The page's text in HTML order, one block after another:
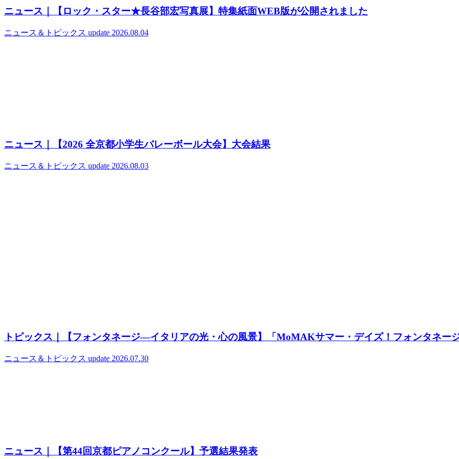
ニュース｜【ロック・スター★長谷部宏写真展】特集紙面WEB版が公開されました
ニュース＆トピックス update 2026.08.04
ニュース｜【2026 全京都小学生バレーボール大会】大会結果
ニュース＆トピックス update 2026.08.03
トピックス｜【フォンタネージ—イタリアの光・心の風景】「MoMAKサマー・デイズ！フォンタネー
ニュース＆トピックス update 2026.07.30
ニュース｜【第44回京都ピアノコンクール】予選結果発表